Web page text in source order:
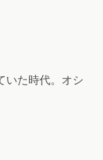
いた時代。オシ